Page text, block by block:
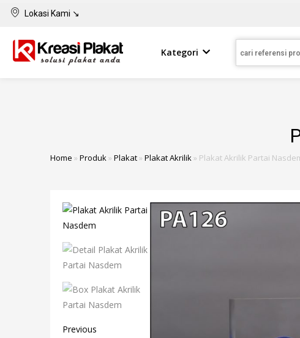
Lokasi Kami ↘
Kategori
Home » Produk» Plakat» Plakat Akrilik» Plakat Akrilik Partai
Previous